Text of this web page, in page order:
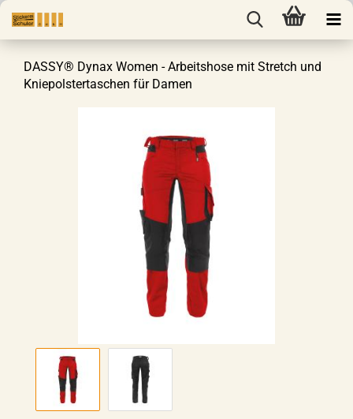
DASSY® Dynax Women - Arbeitshose mit Stretch und
Kniepolstertaschen für Damen